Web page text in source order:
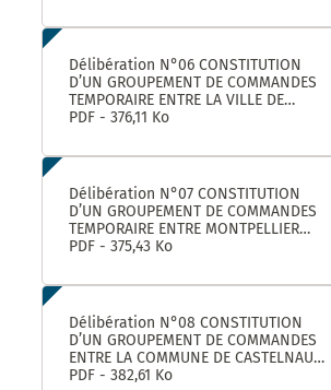
Délibération N°06 CONSTITUTION
D’UN GROUPEMENT DE COMMANDES
TEMPORAIRE ENTRE LA VILLE DE
MONTPELLIER, LA COMMUNE DE
AUTRES ACHETEURS PUBLICS POUR
ADMINISTRATIVES DE BUREAU –
ADHÉSION AU GROUPEMENT DE CO
PDF - 376,11 Ko
Délibération N°07 CONSTITUTION
D’UN GROUPEMENT DE COMMANDES
TEMPORAIRE ENTRE MONTPELLIER
MEDITERRANEE METROPOLE, LA VILLE
AUTRES ACHETEURS PUBLICS POUR LA
MATERIELS D’ENTRETIEN DES LOCAUX
– ADHÉS
PDF - 375,43 Ko
Délibération N°08 CONSTITUTION
D’UN GROUPEMENT DE COMMANDES
ENTRE LA COMMUNE DE CASTELNAU-
LE-LEZ, LE CENTRE COMMUNAL
PDF - 382,61 Ko